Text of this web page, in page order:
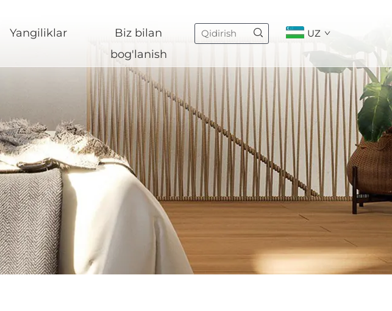
Yangiliklar
Biz bilan
bog'lanish
UZ